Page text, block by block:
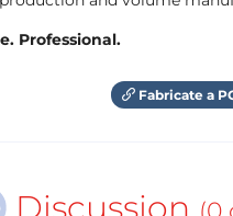
Professional.
Fabricate a